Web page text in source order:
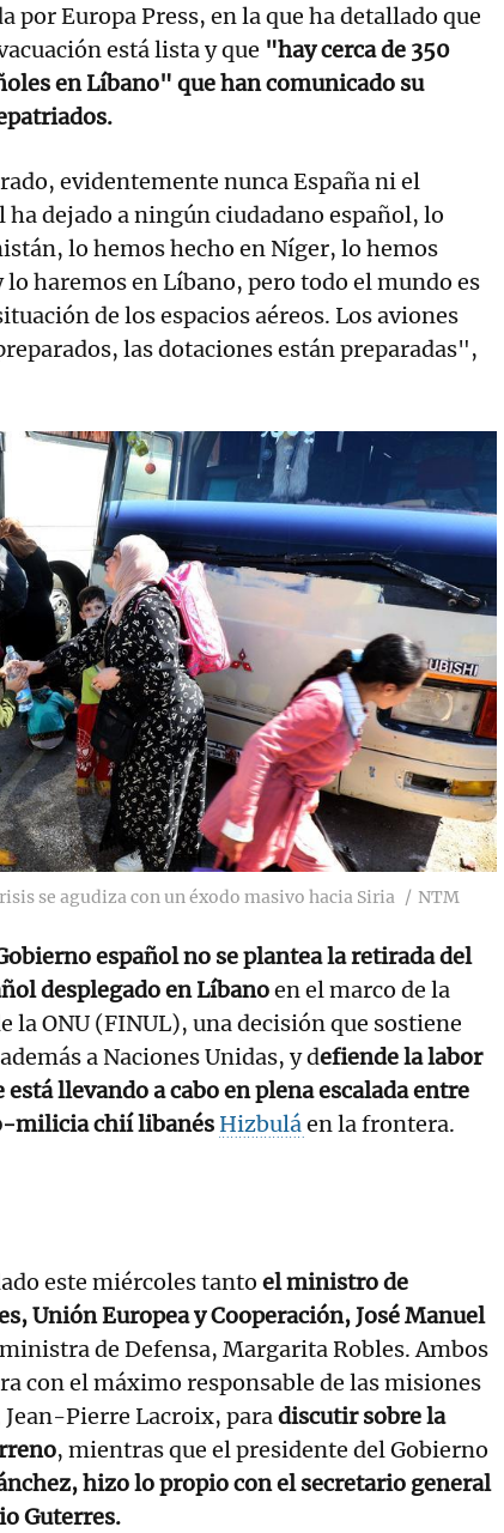
por Europa Press, en la que ha detallado que
está lista y que "hay cerca de 350
en Líbano" que han comunicado su
evidentemente nunca España ni el
ha dejado a ningún ciudadano español, lo
lo hemos hecho en Níger, lo hemos
lo haremos en Líbano, pero todo el mundo es
de los espacios aéreos. Los aviones
las dotaciones están preparadas",
se agudiza con un éxodo masivo hacia Siria NTM
español no se plantea la retirada del
desplegado en Líbanoen el marco de la
la ONU (FINUL), una decisión que sostiene
a Naciones Unidas, y defiende la labor
llevando a cabo en plena escalada entre
milicia chií libanés Hizbuláen la frontera.
este miércoles tanto el ministro de
Unión Europea y Cooperación, José Manuel
de Defensa, Margarita Robles. Ambos
con el máximo responsable de las misiones
Jean-Pierre Lacroix, paradiscutir sobre la
, mientras que el presidente del Gobierno
hizo lo propio con el secretario general
Guterres.